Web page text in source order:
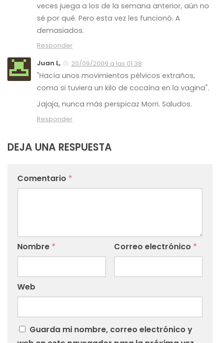
veces juega a los de la semana anterior, aún no
sé por qué. Pero esta vez les funcionó. A
demasiados.
Responder
Juan L,
20/09/2009 a las 01:38
"Hacía unos movimientos pélvicos extraños,
como si tuviera un kilo de cocaína en la vagina".
Jajaja, nunca más perspicaz Morri. Saludos.
Responder
DEJA UNA RESPUESTA
Comentario *
Nombre * Correo electrónico *
Web
Guarda mi nombre, correo electrónico y